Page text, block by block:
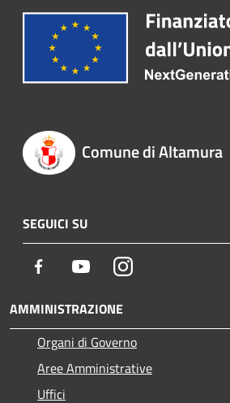
Comune di Altamura
SEGUICI SU
Facebook YoutubeInstagram
AMMINISTRAZIONE
Organi di Governo
Aree Amministrative
Uffici